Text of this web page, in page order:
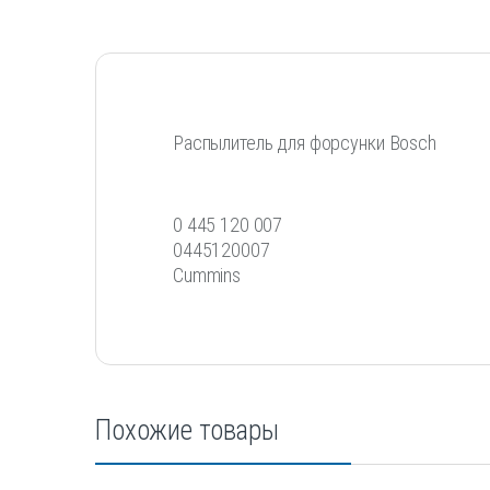
Распылитель для форсунки Bosch
0 445 120 007
0445120007
Cummins
Похожие товары